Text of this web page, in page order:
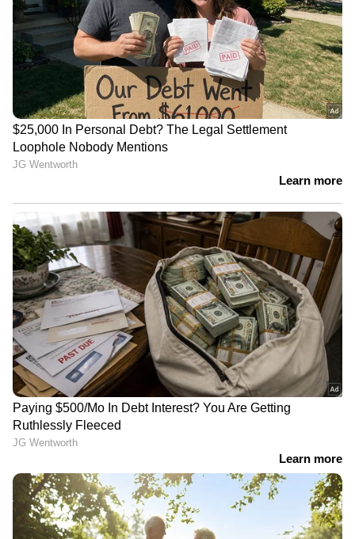
തെരഞ്ഞെടുപ്പിനായി വീടുവീടാന്തരം
കയറിയിറങ്ങി തന്റെ ഭാര്യയ്ക്കും
അനുയായികൾക്കുമൊപ്പം പ്രചാരണം
ആരംഭിച്ചു. 'എന്റെ അജണ്ട എപ്പോഴും
നിഷ്പക്ഷവും അഴിമതിരഹിതവുമായ
വികസനവും സമൂഹത്തിലെ
പാർശ്വവൽക്കരിക്കപ്പെട്ടവരുടെ ക്ഷേമവുമാണ്'
അദ്ദേഹം പറഞ്ഞു. വളരെ കുറച്ച് കാലം
ഡെക്കാൻ ഹെറാൾഡിനോട് പറഞ്ഞത്
ഇങ്ങനെ, 'ഞാൻ BAMCEF-ന്റെ
പ്രവർത്തകനായിരുന്നു, യുപിയിൽ
ബിഎസ്പിയുടെ വേരുകൾ ശക്തിപ്പെടുത്താൻ
ഞാൻ പ്രവർത്തിച്ചു. 1985 -ൽ ഞാൻ ടിക്കറ്റ്
ചോദിച്ചപ്പോൾ, എന്റെ ഭാര്യ പോലും എനിക്ക്
വോട്ട് ചെയ്യില്ലെന്ന് പറഞ്ഞെന്നെ പരിഹസിച്ചു.
ഞാൻ വളരെ നിരാശനായിരുന്നു,
അതിനുശേഷം എല്ലാ തെരഞ്ഞെടുപ്പുകളിലും
ഞാൻ സ്വതന്ത്ര സ്ഥാനാർത്ഥിയായി
മത്സരിക്കുന്നു'.